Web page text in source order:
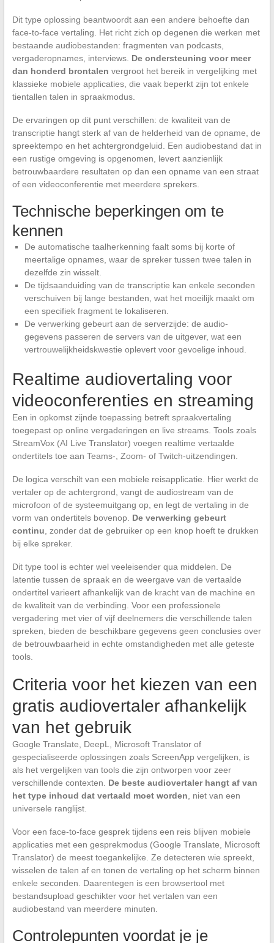
Dit type oplossing beantwoordt aan een andere behoefte dan
face-to-face vertaling. Het richt zich op degenen die werken met
bestaande audiobestanden: fragmenten van podcasts,
vergaderopnames, interviews. De ondersteuning voor meer
dan honderd brontalen vergroot het bereik in vergelijking met
klassieke mobiele applicaties, die vaak beperkt zijn tot enkele
tientallen talen in spraakmodus.
De ervaringen op dit punt verschillen: de kwaliteit van de
transcriptie hangt sterk af van de helderheid van de opname, de
spreektempo en het achtergrondgeluid. Een audiobestand dat in
een rustige omgeving is opgenomen, levert aanzienlijk
betrouwbaardere resultaten op dan een opname van een straat
of een videoconferentie met meerdere sprekers.
Technische beperkingen om te
kennen
De automatische taalherkenning faalt soms bij korte of
meertalige opnames, waar de spreker tussen twee talen in
dezelfde zin wisselt.
De tijdsaanduiding van de transcriptie kan enkele seconden
verschuiven bij lange bestanden, wat het moeilijk maakt om
een specifiek fragment te lokaliseren.
De verwerking gebeurt aan de serverzijde: de audio-
gegevens passeren de servers van de uitgever, wat een
vertrouwelijkheidskwestie oplevert voor gevoelige inhoud.
Realtime audiovertaling voor
videoconferenties en streaming
Een in opkomst zijnde toepassing betreft spraakvertaling
toegepast op online vergaderingen en live streams. Tools zoals
StreamVox (AI Live Translator) voegen realtime vertaalde
ondertitels toe aan Teams-, Zoom- of Twitch-uitzendingen.
De logica verschilt van een mobiele reisapplicatie. Hier werkt de
vertaler op de achtergrond, vangt de audiostream van de
microfoon of de systeemuitgang op, en legt de vertaling in de
vorm van ondertitels bovenop. De verwerking gebeurt
continu, zonder dat de gebruiker op een knop hoeft te drukken
bij elke spreker.
Dit type tool is echter wel veeleisender qua middelen. De
latentie tussen de spraak en de weergave van de vertaalde
ondertitel varieert afhankelijk van de kracht van de machine en
de kwaliteit van de verbinding. Voor een professionele
vergadering met vier of vijf deelnemers die verschillende talen
spreken, bieden de beschikbare gegevens geen conclusies over
de betrouwbaarheid in echte omstandigheden met alle geteste
tools.
Criteria voor het kiezen van een
gratis audiovertaler afhankelijk
van het gebruik
Google Translate, DeepL, Microsoft Translator of
gespecialiseerde oplossingen zoals ScreenApp vergelijken, is
als het vergelijken van tools die zijn ontworpen voor zeer
verschillende contexten. De beste audiovertaler hangt af van
het type inhoud dat vertaald moet worden, niet van een
universele ranglijst.
Voor een face-to-face gesprek tijdens een reis blijven mobiele
applicaties met een gesprekmodus (Google Translate, Microsoft
Translator) de meest toegankelijke. Ze detecteren wie spreekt,
wisselen de talen af en tonen de vertaling op het scherm binnen
enkele seconden. Daarentegen is een browsertool met
bestandsupload geschikter voor het vertalen van een
audiobestand van meerdere minuten.
Controlepunten voordat je je